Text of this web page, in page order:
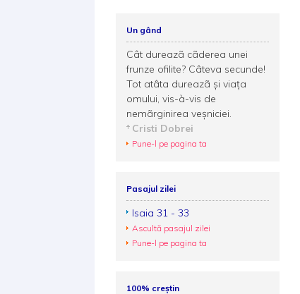
Un gând
Cât dureazã cãderea unei
frunze ofilite? Câteva secunde!
Tot atâta dureazã şi viaţa
omului, vis-à-vis de
nemãrginirea veşniciei.
Cristi Dobrei
Pune-l pe pagina ta
Pasajul zilei
Isaia 31 - 33
Ascultă pasajul zilei
Pune-l pe pagina ta
100% creștin